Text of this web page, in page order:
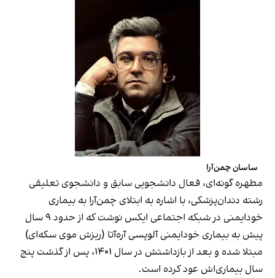
ساسان چمن‌آرا
مطهره گونه‌ای، فعال دانشجویی سابق و دانشجوی تعلیقی
رشته دندان‌پزشکی، با اشاره به ابتلای چمن‌آرا به بیماری
خودایمنی در شبکه اجتماعی ایکس نوشت
که از حدود ۹ سال
پیش به بیماری خودایمنی آلوپسی آره‌آتا (ریزش موی سکه‌ای)
مبتلا شده و بعد از بازداشتش در سال ۱۴۰۱، پس از گذشت پنج
سال بیماری‌اش عود کرده است.